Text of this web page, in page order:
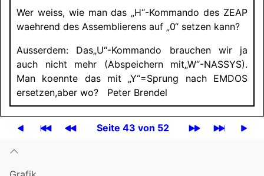
Wer weiss, wie man das „H“-Kommando des ZEAP
waehrend des Assemblierens auf „0“ setzen kann?
Ausserdem: Das„U“-Kommando brauchen wir ja
auch nicht mehr (Abspeichern mit„W“-NASSYS).
Man koennte das mit „Y“=Sprung nach EMDOS
ersetzen,aber wo? Peter Brendel
Seite 43 von 52